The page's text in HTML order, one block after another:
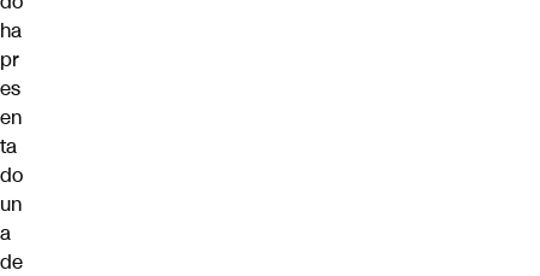
ha
pr
es
en
ta
do
un
a
de